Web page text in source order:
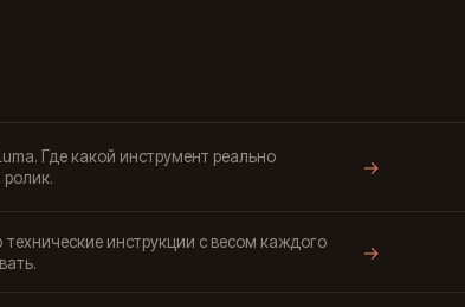
Где какой инструмент реально
ролик.
→
инструкции с весом каждого
→